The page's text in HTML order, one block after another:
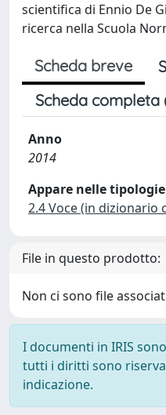
scientifica di Ennio De
ricerca nella Scuola
Scheda breve
Scheda completa
Anno
2014
Appare nelle
2.4 Voce (in dizionario
File in questo prodotto:
Non ci sono file
I documenti in IRIS
tutti i diritti sono
indicazione.